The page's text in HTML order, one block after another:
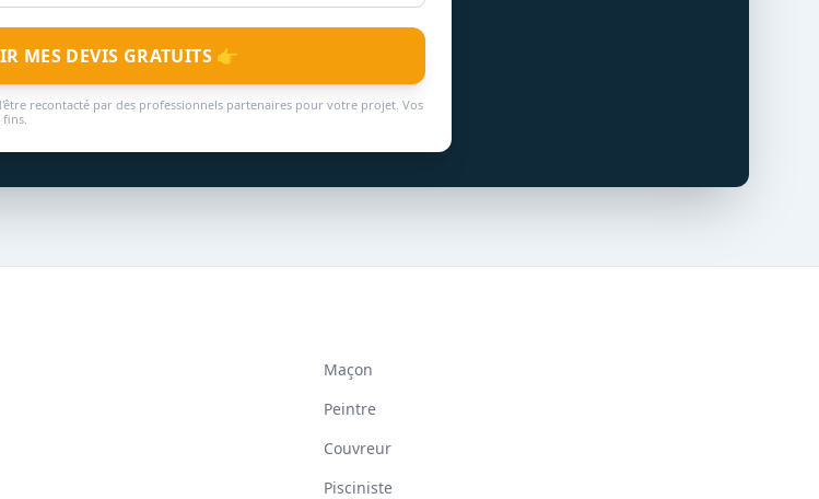
MES DEVIS GRATUITS 👉
recontacté par des professionnels partenaires pour votre projet. Vos
fins.
Maçon
Peintre
Couvreur
Pisciniste